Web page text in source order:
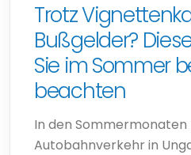
Trotz
Bußgelder?
Sie im Sommer
beachten
In den
Autobahnverkehr in